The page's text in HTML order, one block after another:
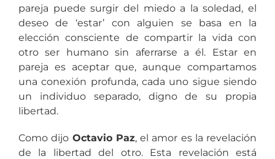
pareja puede surgir del miedo a la soledad, el
deseo de ‘estar’ con alguien se basa en la
elección consciente de compartir la vida con
otro ser humano sin aferrarse a él. Estar en
pareja es aceptar que, aunque compartamos
una conexión profunda, cada uno sigue siendo
un individuo separado, digno de su propia
libertad.
Como dijo Octavio Paz, el amor es la revelación
de la libertad del otro. Esta revelación está